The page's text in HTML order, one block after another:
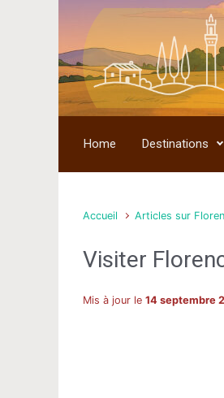
Skip to main content
Home Destinations
Accueil Articles sur
Visiter
Mis à jour le 14 septembre